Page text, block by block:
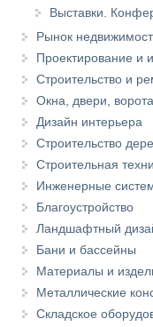
Выставки.
Рынок
Проектирование и
Строительство и
Окна, двери, ворота
Дизайн интерьера
Строительство
Строительная
Инженерные
Благоустройство
Ландшафтный
Бани и бассейны
Материалы и
Металлические
Складское